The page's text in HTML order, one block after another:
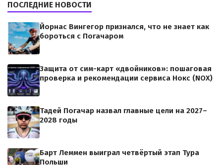
ПОСЛЕДНИЕ НОВОСТИ
Йорнас Вингегор признался, что не знает как
бороться с Погачаром
Защита от сим-карт «двойников»: пошаговая
проверка и рекомендации сервиса Нокс (NOX)
Тадей Погачар назвал главные цели на 2027–
2028 годы
Барт Леммен выиграл четвёртый этап Тура
Польши